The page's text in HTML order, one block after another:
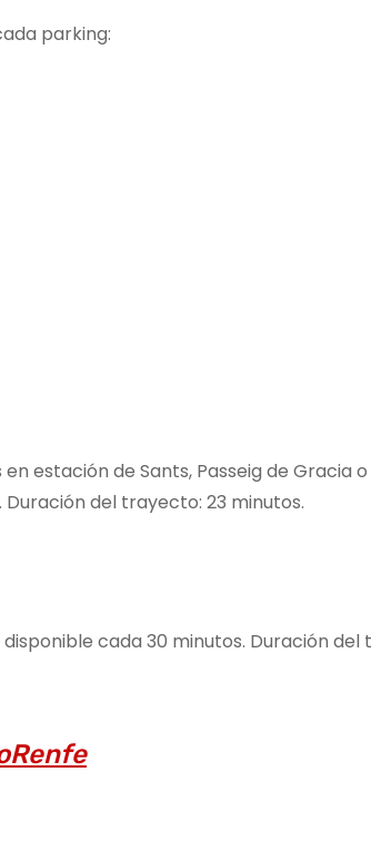
parking:
estación de Sants, Passeig de Gracia
del trayecto: 23 minutos.
cada 30 minutos. Duración